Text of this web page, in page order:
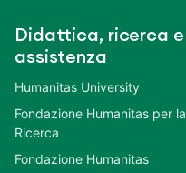
Didattica, ricerca e
assistenza
Humanitas University
Fondazione Humanitas per la
Ricerca
Fondazione Humanitas